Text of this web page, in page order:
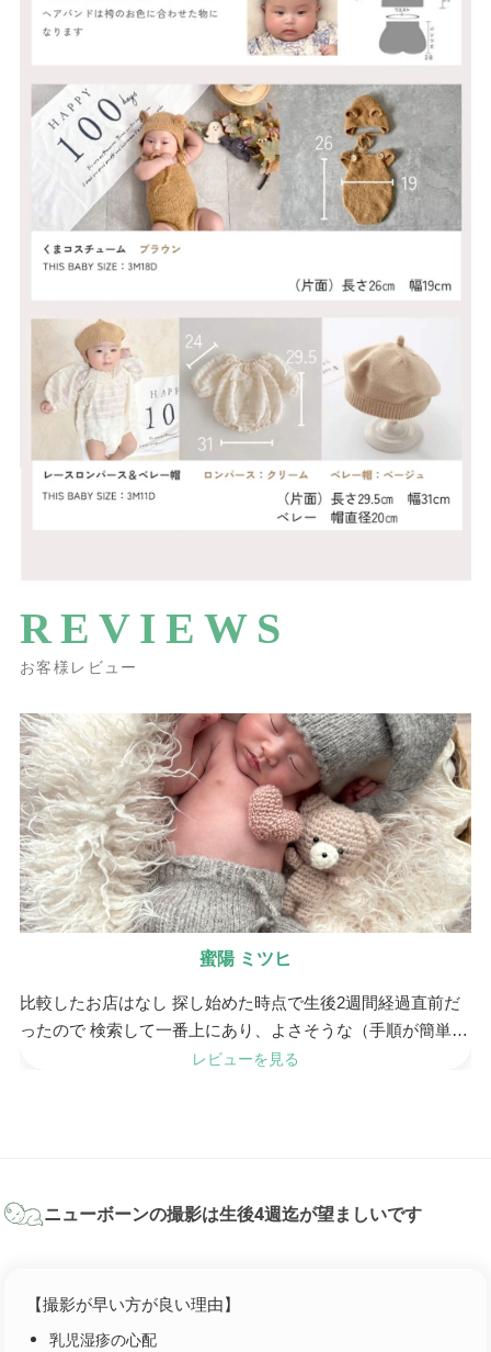
REVIEWS
お客様レビュー
蜜陽 ミツヒ
比較したお店はなし 探し始めた時点で生後2週間経過直前だ
ったので 検索して一番上にあり、よさそうな（手順が簡単で
すぐにレンタルできそう）サービスだったのでレ...
レビューを見る
ニューボーンの撮影は生後4週迄が望ましいです
【撮影が早い方が良い理由】
乳児湿疹の心配